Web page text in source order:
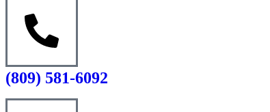
(809) 581-6092